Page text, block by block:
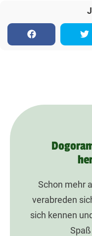
Schon mehr
verabreden
sich kennen